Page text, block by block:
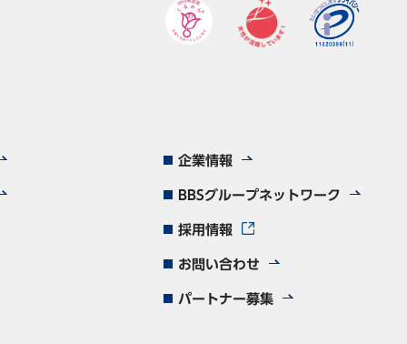
企業情報
BBSグループネットワーク
採用情報
お問い合わせ
パートナー募集